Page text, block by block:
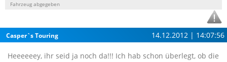
Fahrzeug abgegeben
Casper`s Touring 14.12.2012 | 14:07:56
Heeeeeey, ihr seid ja noch da!!! Ich hab schon überlegt, ob die